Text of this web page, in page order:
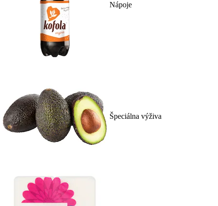
Nápoje
Špeciálna výživa